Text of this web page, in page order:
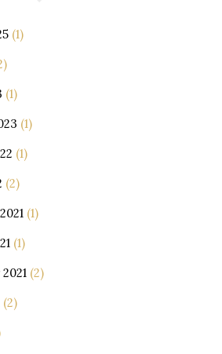
(1)
(1)
(1)
(1)
(2)
(1)
(1)
(2)
(2)